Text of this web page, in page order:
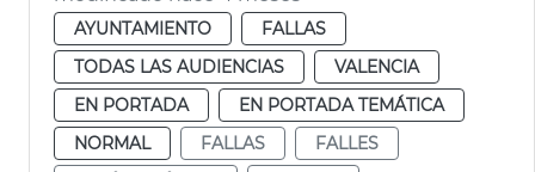
AYUNTAMIENTO
FALLAS
TODAS LAS AUDIENCIAS
VALENCIA
EN PORTADA
EN PORTADA TEMÁTICA
NORMAL
FALLAS
FALLES